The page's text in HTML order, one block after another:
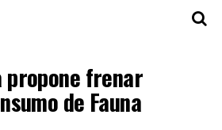
frenar
de Fauna